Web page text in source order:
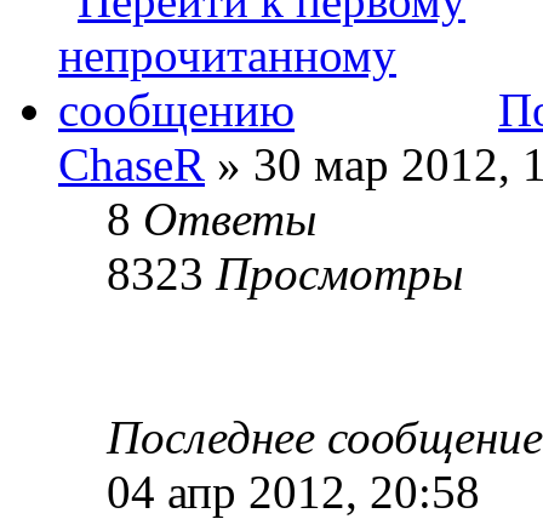
ChaseR » 30 мар 2012,
8 Ответы
8323 Просмотры
Последнее
04 апр 2012, 20:58